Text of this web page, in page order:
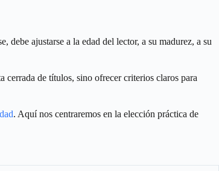
debe ajustarse a la edad del lector, a su madurez, a su
cerrada de títulos, sino ofrecer criterios claros para
. Aquí nos centraremos en la elección práctica de